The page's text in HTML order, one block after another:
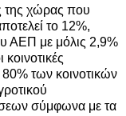
της χώρας που
το 12%,
ΑΕΠ με μόλις 2,9%
των κοινοτικών
σύμφωνα με τα